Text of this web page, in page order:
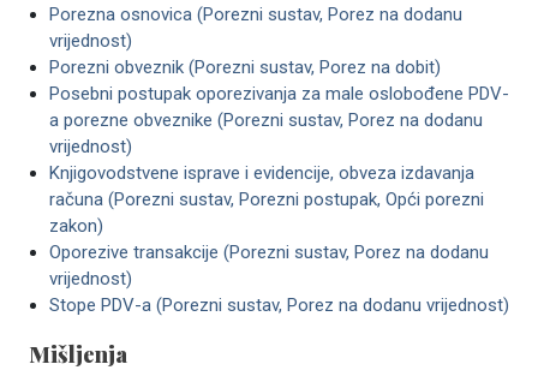
Porezna osnovica (Porezni sustav, Porez na dodanu
vrijednost)
Porezni obveznik (Porezni sustav, Porez na dobit)
Posebni postupak oporezivanja za male oslobođene PDV-
a porezne obveznike (Porezni sustav, Porez na dodanu
vrijednost)
Knjigovodstvene isprave i evidencije, obveza izdavanja
računa (Porezni sustav, Porezni postupak, Opći porezni
zakon)
Oporezive transakcije (Porezni sustav, Porez na dodanu
vrijednost)
Stope PDV-a (Porezni sustav, Porez na dodanu vrijednost)
Mišljenja